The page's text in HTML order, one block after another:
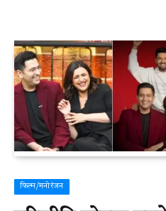
फिल्म/मनोरंजन